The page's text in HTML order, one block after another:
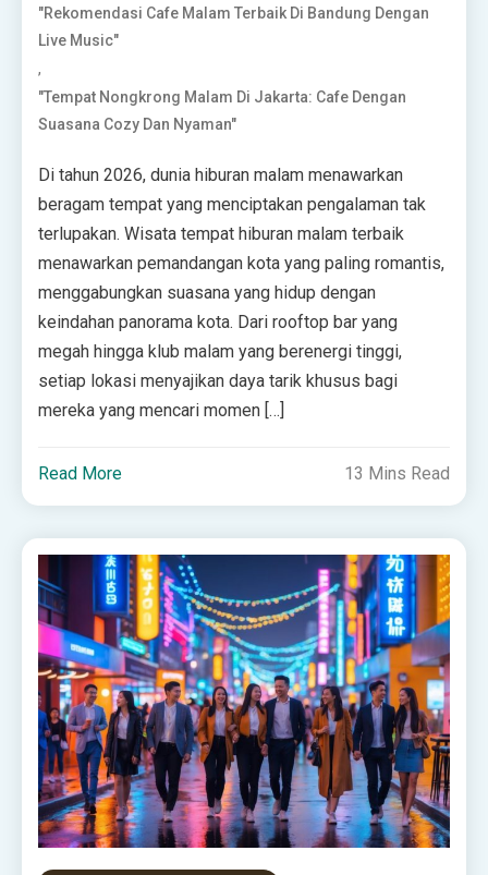
"Rekomendasi Cafe Malam Terbaik Di Bandung Dengan
Live Music"
,
"Tempat Nongkrong Malam Di Jakarta: Cafe Dengan
Suasana Cozy Dan Nyaman"
Di tahun 2026, dunia hiburan malam menawarkan
beragam tempat yang menciptakan pengalaman tak
terlupakan. Wisata tempat hiburan malam terbaik
menawarkan pemandangan kota yang paling romantis,
menggabungkan suasana yang hidup dengan
keindahan panorama kota. Dari rooftop bar yang
megah hingga klub malam yang berenergi tinggi,
setiap lokasi menyajikan daya tarik khusus bagi
mereka yang mencari momen […]
Read More 13 Mins Read